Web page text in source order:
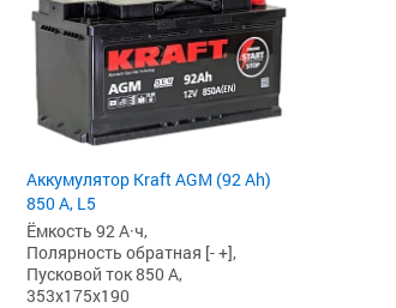
Аккумулятор Kraft AGM (92 Ah)
850 А, L5
Ёмкость 92 А·ч,
Полярность обратная [- +],
Пусковой ток 850 А,
353x175x190